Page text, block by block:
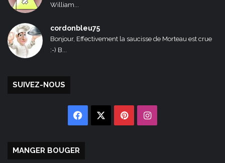
William...
cordonbleu75
Bonjour, Effectivement la saucisse de Morteau est crue
:-) B...
SUIVEZ-NOUS
Facebook PinterestInstagram
MANGER BOUGER